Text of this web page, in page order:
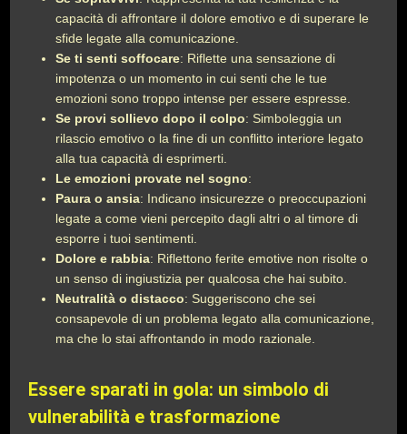
capacità di affrontare il dolore emotivo e di superare le
sfide legate alla comunicazione.
Se ti senti soffocare: Riflette una sensazione di
impotenza o un momento in cui senti che le tue
emozioni sono troppo intense per essere espresse.
Se provi sollievo dopo il colpo: Simboleggia un
rilascio emotivo o la fine di un conflitto interiore legato
alla tua capacità di esprimerti.
Le emozioni provate nel sogno:
Paura o ansia: Indicano insicurezze o preoccupazioni
legate a come vieni percepito dagli altri o al timore di
esporre i tuoi sentimenti.
Dolore e rabbia: Riflettono ferite emotive non risolte o
un senso di ingiustizia per qualcosa che hai subito.
Neutralità o distacco: Suggeriscono che sei
consapevole di un problema legato alla comunicazione,
ma che lo stai affrontando in modo razionale.
Essere sparati in gola: un simbolo di
vulnerabilità e trasformazione